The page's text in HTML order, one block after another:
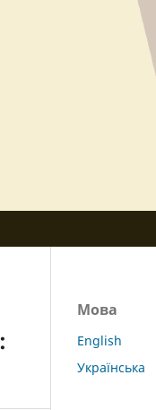
Мова
English
Українська